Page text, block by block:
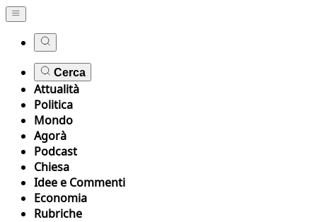
Cerca
Attualità
Politica
Mondo
Agorà
Podcast
Chiesa
Idee e Commenti
Economia
Rubriche